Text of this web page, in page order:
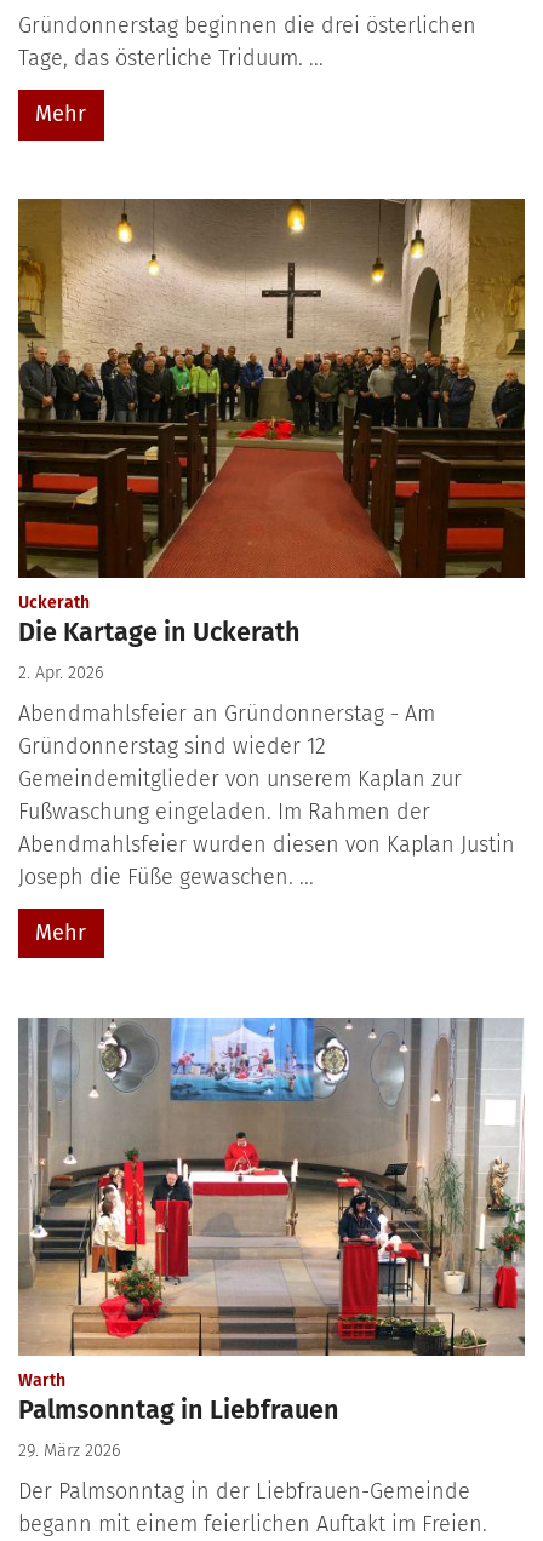
Gründonnerstag beginnen die drei österlichen
Tage, das österliche Triduum. ...
Mehr
Uckerath:
Die Kartage in Uckerath
2. Apr. 2026
Abendmahlsfeier an Gründonnerstag - Am
Gründonnerstag sind wieder 12
Gemeindemitglieder von unserem Kaplan zur
Fußwaschung eingeladen. Im Rahmen der
Abendmahlsfeier wurden diesen von Kaplan Justin
Joseph die Füße gewaschen. ...
Mehr
Warth:
Palmsonntag in Liebfrauen
29. März 2026
Der Palmsonntag in der Liebfrauen-Gemeinde
begann mit einem feierlichen Auftakt im Freien.